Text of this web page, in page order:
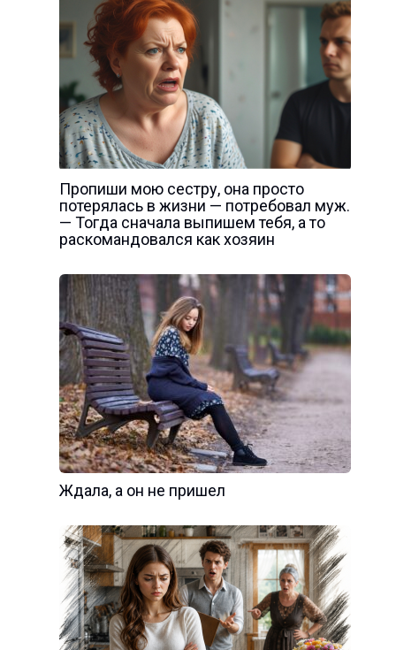
Пропиши мою сестру, она просто
потерялась в жизни — потребовал муж.
— Тогда сначала выпишем тебя, а то
раскомандовался как хозяин
Ждала, а он не пришел